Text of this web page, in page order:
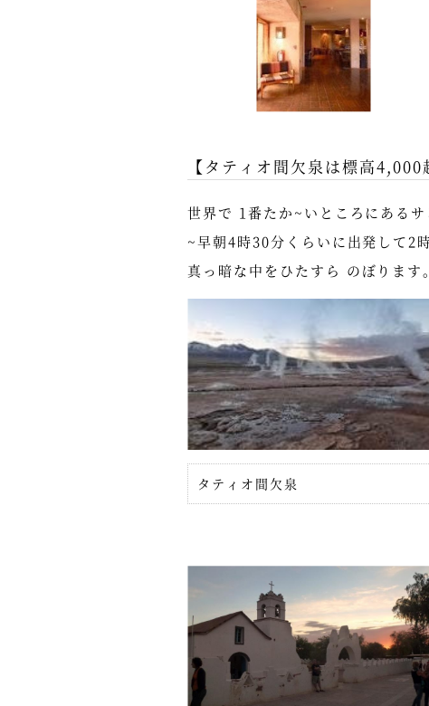
【タティオ間欠泉は標高4,000
世界で 1番たか~いところにある
~早朝4時30分くらいに出発して2
真っ暗な中をひたすら のぼりま
タティオ間欠泉